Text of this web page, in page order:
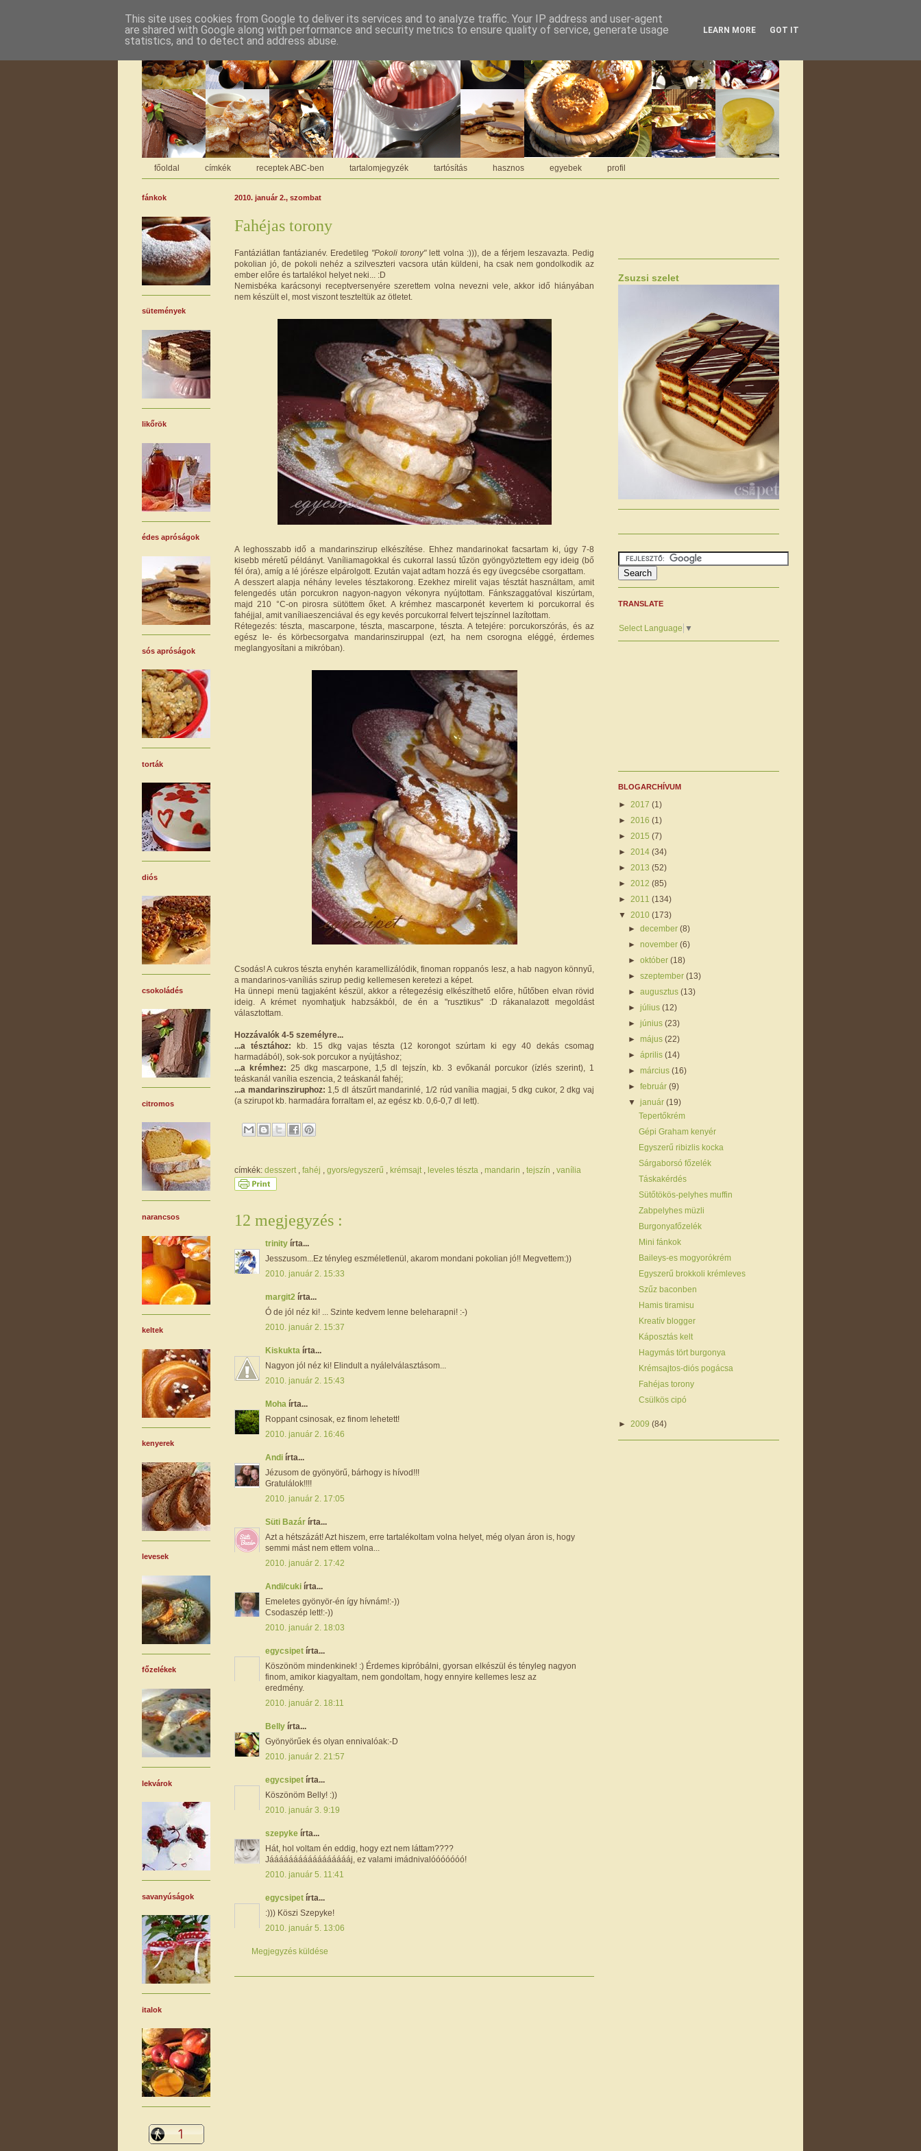
főoldal címkék receptek ABC-ben tartalomjegyzék tartósítás hasznos egyebek profil
2010. január 2., szombat
Fahéjas torony
Fantáziátlan fantázianév. Eredetileg "Pokoli torony"lett volna :))), de a férjem leszavazta. Pedig
pokolian jó, de pokoli nehéz a szilveszteri vacsora után küldeni, ha csak nem gondolkodik az
ember előre és tartalékol helyet neki... :D
Nemisbéka karácsonyi receptversenyére szerettem volna nevezni vele, akkor idő hiányában
nem készült el, most viszont teszteltük az ötletet.
A leghosszabb idő a mandarinszirup elkészítése. Ehhez mandarinokat facsartam ki, úgy 7-8
kisebb méretű példányt. Vaníliamagokkal és cukorral lassú tűzön gyöngyöztettem egy ideig (bő
fél óra), amíg a lé jórésze elpárolgott. Ezután vajat adtam hozzá és egy üvegcsébe csorgattam.
A desszert alapja néhány leveles tésztakorong. Ezekhez mirelit vajas tésztát használtam, amit
felengedés után porcukron nagyon-nagyon vékonyra nyújtottam. Fánkszaggatóval kiszúrtam,
majd 210 °C-on pirosra sütöttem őket. A krémhez mascarponét kevertem ki porcukorral és
fahéjjal, amit vaníliaeszenciával és egy kevés porcukorral felvert tejszínnel lazítottam.
Rétegezés: tészta, mascarpone, tészta, mascarpone, tészta. A tetejére: porcukorszórás, és az
egész le- és körbecsorgatva mandarinsziruppal (ezt, ha nem csorogna eléggé, érdemes
meglangyosítani a mikróban).
Csodás! A cukros tészta enyhén karamellizálódik, finoman roppanós lesz, a hab nagyon könnyű,
a mandarinos-vaníliás szirup pedig kellemesen keretezi a képet.
Ha ünnepi menü tagjaként készül, akkor a rétegezésig elkészíthető előre, hűtőben elvan rövid
ideig. A krémet nyomhatjuk habzsákból, de én a "rusztikus" :D rákanalazott megoldást
választottam.
Hozzávalók 4-5 személyre...
...a tésztához: kb. 15 dkg vajas tészta (12 korongot szúrtam ki egy 40 dekás csomag
harmadából), sok-sok porcukor a nyújtáshoz;
...a krémhez: 25 dkg mascarpone, 1,5 dl tejszín, kb. 3 evőkanál porcukor (ízlés szerint), 1
teáskanál vanília eszencia, 2 teáskanál fahéj;
...a mandarinsziruphoz: 1,5 dl átszűrt mandarinlé, 1/2 rúd vanília magjai, 5 dkg cukor, 2 dkg vaj
(a szirupot kb. harmadára forraltam el, az egész kb. 0,6-0,7 dl lett).
címkék: desszert fahéj gyors/egyszerű krémsajt leveles tészta mandarin tejszín vanília
12 megjegyzés :
trinity írta...
Jesszusom...Ez tényleg eszméletlenül, akarom mondani pokolian jó!! Megvettem:))
2010. január 2. 15:33
margit2 írta...
Ó de jól néz ki! ... Szinte kedvem lenne beleharapni! :-)
2010. január 2. 15:37
Kiskukta írta...
Nagyon jól néz ki! Elindult a nyálelválasztásom...
2010. január 2. 15:43
Moha írta...
Roppant csinosak, ez finom lehetett!
2010. január 2. 16:46
Andi írta...
Jézusom de gyönyörű, bárhogy is hívod!!!
Gratulálok!!!!
2010. január 2. 17:05
Süti Bazár írta...
Azt a hétszázát! Azt hiszem, erre tartalékoltam volna helyet, még olyan áron is, hogy
semmi mást nem ettem volna...
2010. január 2. 17:42
Andi/cuki írta...
Emeletes gyönyör-én így hívnám!:-))
Csodaszép lett!:-))
2010. január 2. 18:03
egycsipet írta...
Köszönöm mindenkinek! :) Érdemes kipróbálni, gyorsan elkészül és tényleg nagyon
finom, amikor kiagyaltam, nem gondoltam, hogy ennyire kellemes lesz az
eredmény.
2010. január 2. 18:11
Belly írta...
Gyönyörűek és olyan ennivalóak:-D
2010. január 2. 21:57
egycsipet írta...
Köszönöm Belly! :))
2010. január 3. 9:19
szepyke írta...
Hát, hol voltam én eddig, hogy ezt nem láttam????
Jáááááááááááááááááj, ez valami imádnivalóóóóóóó!
2010. január 5. 11:41
egycsipet írta...
:))) Köszi Szepyke!
2010. január 5. 13:06
Megjegyzés küldése
fánkok
sütemények
likőrök
édes apróságok
sós apróságok
torták
diós
csokoládés
citromos
narancsos
keltek
kenyerek
levesek
főzelékek
lekvárok
savanyúságok
italok
Zsuzsi szelet
TRANSLATE
Select Language ▼
BLOGARCHÍVUM
► 2017 (1)
► 2016 (1)
► 2015 (7)
► 2014 (34)
► 2013 (52)
► 2012 (85)
► 2011 (134)
▼ 2010 (173)
►december(8)
►november(6)
►október(18)
►szeptember(13)
►augusztus(13)
►július(12)
►június(23)
►május(22)
►április(14)
►március(16)
►február(9)
▼január(19)
Tepertőkrém
Gépi Graham kenyér
Egyszerű ribizlis kocka
Sárgaborsó főzelék
Táskakérdés
Sütőtökös-pelyhes muffin
Zabpelyhes müzli
Burgonyafőzelék
Mini fánkok
Baileys-es mogyorókrém
Egyszerű brokkoli krémleves
Szűz baconben
Hamis tiramisu
Kreatív blogger
Káposztás kelt
Hagymás tört burgonya
Krémsajtos-diós pogácsa
Fahéjas torony
Csülkös cipó
► 2009 (84)
This site uses cookies from Google to deliver its services and to analyze traffic. Your IP address and user-agent
are shared with Google along with performance and security metrics to ensure quality of service, generate usage
statistics, and to detect and address abuse.
LEARN MORE GOT IT